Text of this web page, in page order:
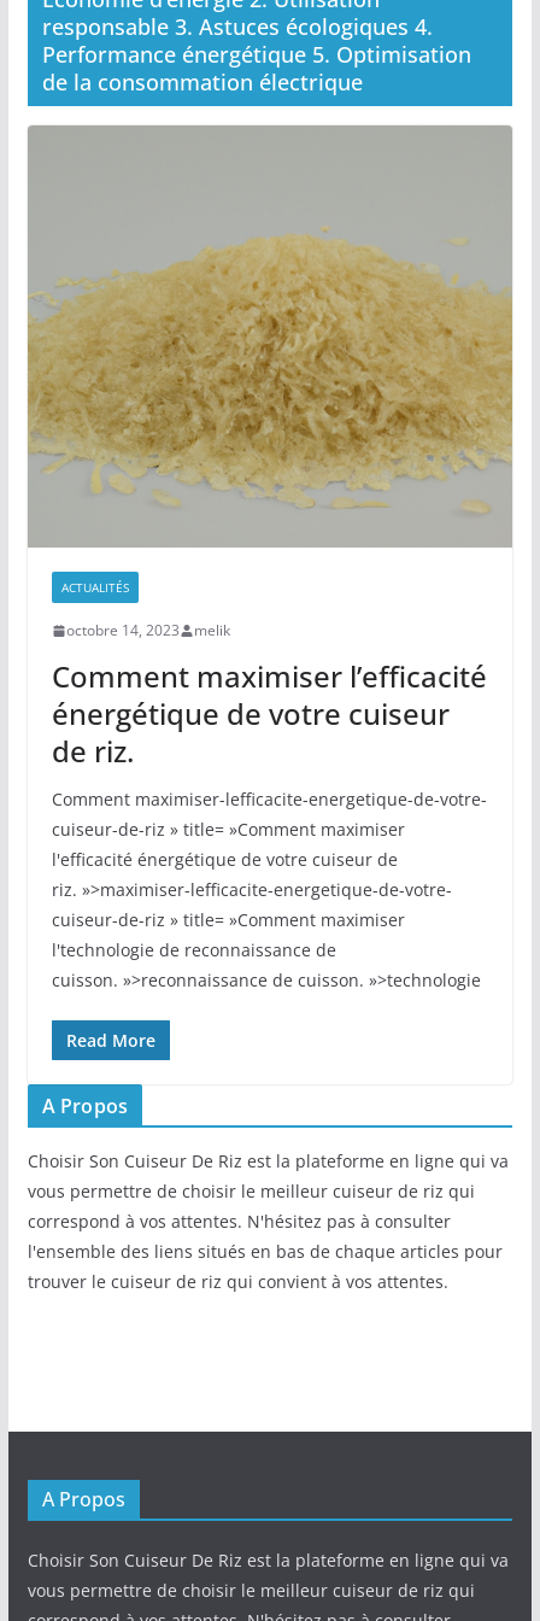
responsable 3. Astuces écologiques 4.
Performance énergétique 5. Optimisation
de la consommation électrique
ACTUALITÉS
octobre 14, 2023 melik
Comment maximiser l’efficacité
énergétique de votre cuiseur
de riz.
Comment maximiser-lefficacite-energetique-de-votre-
cuiseur-de-riz » title= »Comment maximiser
l'efficacité énergétique de votre cuiseur de
riz. »>maximiser-lefficacite-energetique-de-votre-
cuiseur-de-riz » title= »Comment maximiser
l'technologie de reconnaissance de
cuisson. »>reconnaissance de cuisson. »>technologie
Read More
A Propos
Choisir Son Cuiseur De Riz est la plateforme en ligne qui va
vous permettre de choisir le meilleur cuiseur de riz qui
correspond à vos attentes. N'hésitez pas à consulter
l'ensemble des liens situés en bas de chaque articles pour
trouver le cuiseur de riz qui convient à vos attentes.
A Propos
Choisir Son Cuiseur De Riz est la plateforme en ligne qui va
vous permettre de choisir le meilleur cuiseur de riz qui